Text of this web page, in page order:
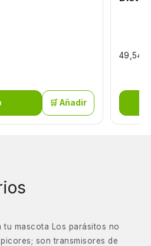
🛒 Añadir
49,54
mascota Los parásitos no
son transmisores de